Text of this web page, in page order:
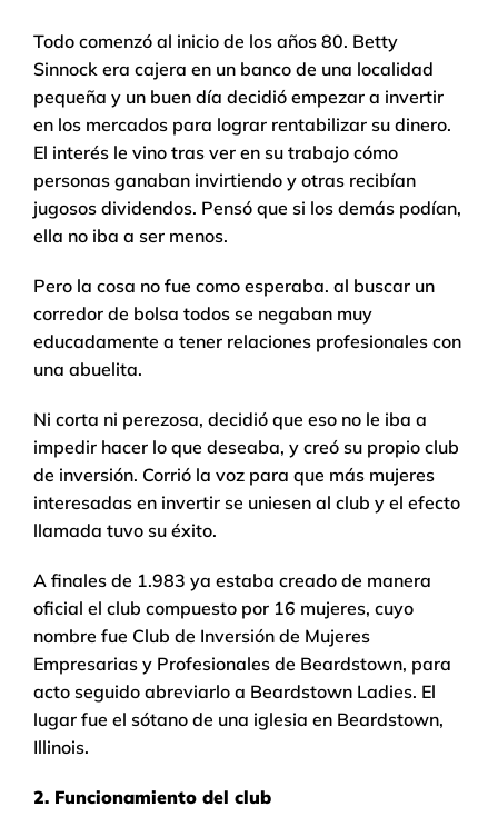
Todo comenzó al inicio de los años 80. Betty
Sinnock era cajera en un banco de una localidad
pequeña y un buen día decidió empezar a invertir
en los mercados para lograr rentabilizar su dinero.
El interés le vino tras ver en su trabajo cómo
personas ganaban invirtiendo y otras recibían
jugosos dividendos. Pensó que si los demás podían,
ella no iba a ser menos.
Pero la cosa no fue como esperaba. al buscar un
corredor de bolsa todos se negaban muy
educadamente a tener relaciones profesionales con
una abuelita.
Ni corta ni perezosa, decidió que eso no le iba a
impedir hacer lo que deseaba, y creó su propio club
de inversión. Corrió la voz para que más mujeres
interesadas en invertir se uniesen al club y el efecto
llamada tuvo su éxito.
A finales de 1.983 ya estaba creado de manera
oficial el club compuesto por 16 mujeres, cuyo
nombre fue Club de Inversión de Mujeres
Empresarias y Profesionales de Beardstown, para
acto seguido abreviarlo a Beardstown Ladies. El
lugar fue el sótano de una iglesia en Beardstown,
Illinois.
2. Funcionamiento del club